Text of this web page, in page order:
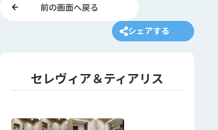
前の画面へ戻る
シェアする
セレヴィア＆ティアリス